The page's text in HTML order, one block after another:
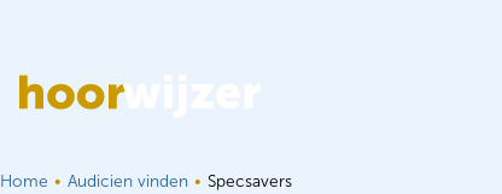
Home Audicien vinden Specsavers